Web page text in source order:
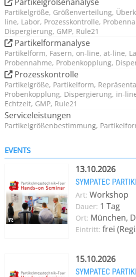
Partikelgröße, Größenverteilung,
line, Labor, Prozesskontrolle,
Dispergierung, GMP, Rule21
Partikelformanalyse
Partikelform, Fasern, on-line, at-line,
Probennahme, Probenkopplung,
Prozesskontrolle
Partikelgröße, Partikelform,
Probenkopplung, Dispergierung, in-
Echtzeit, GMP, Rule21
Serviceleistungen
Partikelgrößenbestimmung,
EVENTS
13.10.2026
SYMPATEC
Art: Workshop
Dauer: 1 Tag
Ort: München,
Eintritt: frei
15.10.2026
SYMPATEC